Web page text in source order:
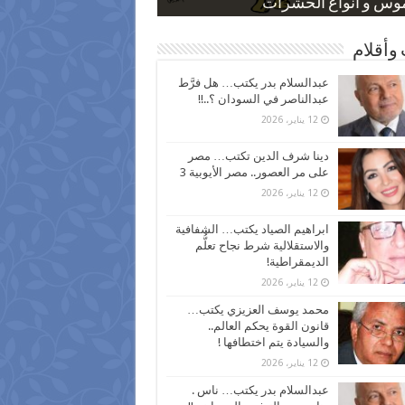
و أنواع الحشرات
بعد ارتفاع الأسعار
نسبة الطلاق في مصر
كاركاتيرية
كاركاتيرية
وأقلام
عبدالسلام بدر يكتب… هل فرَّط
عبدالناصر في السودان ؟..!!
12 يناير، 2026
دينا شرف الدين تكتب… مصر
على مر العصور.. مصر الأيوبية 3
12 يناير، 2026
ابراهيم الصياد يكتب… الشفافية
والاستقلالية شرط نجاح تعلُّم
الديمقراطية!
12 يناير، 2026
محمد يوسف العزيزي يكتب…
قانون القوة يحكم العالم..
والسيادة يتم اختطافها !
12 يناير، 2026
عبدالسلام بدر يكتب… ناس .